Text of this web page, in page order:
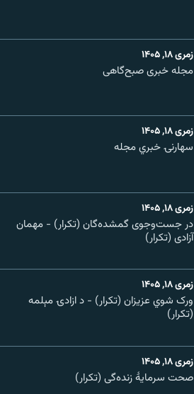
زمری ۱۸, ۱۴۰۵
مجله خبری صبح‌گاهی
زمری ۱۸, ۱۴۰۵
سهارنۍ خبري مجله
زمری ۱۸, ۱۴۰۵
در جست‌وجوی گمشده‌گان (تکرار) - مهمان
آزادی (تکرار)
زمری ۱۸, ۱۴۰۵
ورک شوي عزیزان (تکرار) - د ازادۍ مېلمه
(تکرار)
زمری ۱۸, ۱۴۰۵
صحت سرمایۀ زنده‌گی (تکرار)